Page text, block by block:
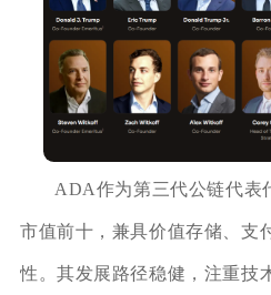
ADA作为第三代公链代表
市值前十，兼具价值存储、支
性。其发展路径稳健，注重技